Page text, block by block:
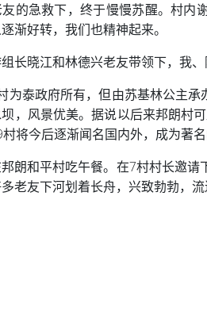
的急救下，终于慢慢苏醒。村内
渐好转，我们也精神起来。
长晓江和林德兴老友带领下，我
为泰政府所有，但由苏基林公主
，风景优美。据说以后来邦朗村
将今后逐渐闻名国内外，成为著名
朗和平村吃午餐。在7村村长邀
老友下河划着长舟，兴致勃勃，